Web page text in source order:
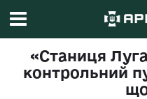
«Станиця
контрольний